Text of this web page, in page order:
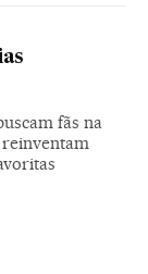
fãs na